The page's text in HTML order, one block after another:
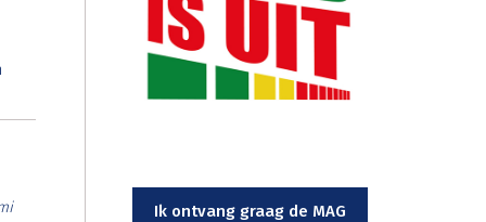
Ik ontvang graag de MAG